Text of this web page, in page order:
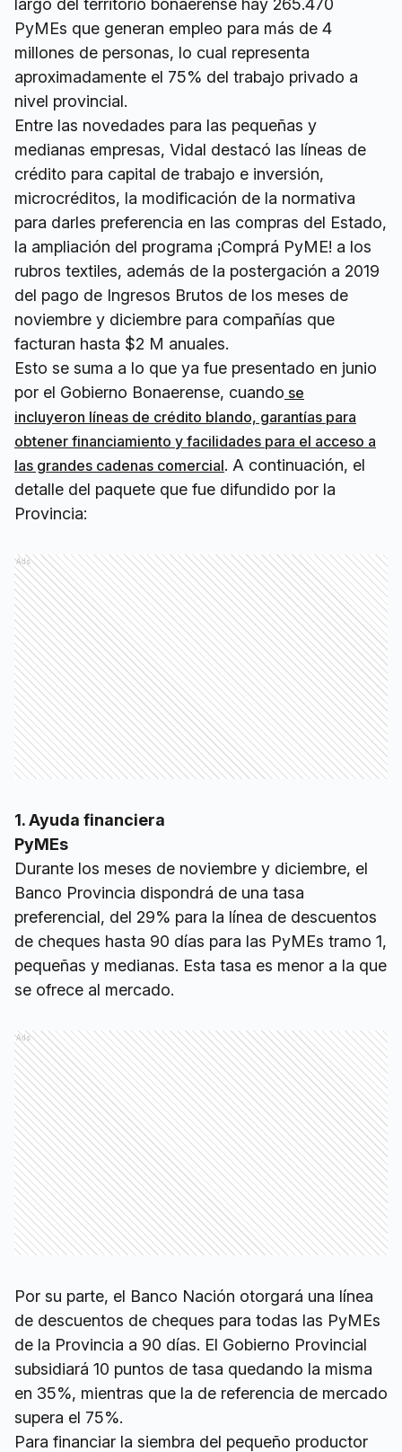
largo del territorio bonaerense hay 265.470
PyMEs que generan empleo para más de 4
millones de personas, lo cual representa
aproximadamente el 75% del trabajo privado a
nivel provincial.
Entre las novedades para las pequeñas y
medianas empresas, Vidal destacó las líneas de
crédito para capital de trabajo e inversión,
microcréditos, la modificación de la normativa
para darles preferencia en las compras del Estado,
la ampliación del programa ¡Comprá PyME! a los
rubros textiles, además de la postergación a 2019
del pago de Ingresos Brutos de los meses de
noviembre y diciembre para compañías que
facturan hasta $2 M anuales.
Esto se suma a lo que ya fue presentado en junio
por el Gobierno Bonaerense, cuando se
incluyeron líneas de crédito blando, garantías para
obtener financiamiento y facilidades para el acceso a
las grandes cadenas comercial. A continuación, el
detalle del paquete que fue difundido por la
Provincia:
Ads
1. Ayuda financiera
PyMEs
Durante los meses de noviembre y diciembre, el
Banco Provincia dispondrá de una tasa
preferencial, del 29% para la línea de descuentos
de cheques hasta 90 días para las PyMEs tramo 1,
pequeñas y medianas. Esta tasa es menor a la que
se ofrece al mercado.
Ads
Por su parte, el Banco Nación otorgará una línea
de descuentos de cheques para todas las PyMEs
de la Provincia a 90 días. El Gobierno Provincial
subsidiará 10 puntos de tasa quedando la misma
en 35%, mientras que la de referencia de mercado
supera el 75%.
Para financiar la siembra del pequeño productor